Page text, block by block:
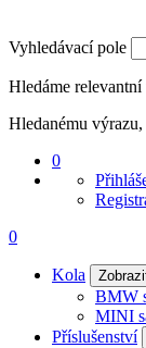
Vyhledávací pole
Hledáme
Hledanému
0
0
Kola
BMW
MINI
Příslušenství